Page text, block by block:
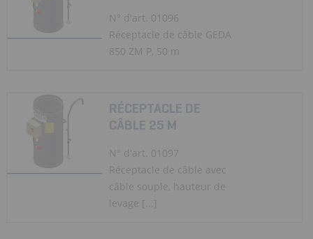
N° d'art. 01096
Réceptacle de câble GEDA
850 ZM P, 50 m
RÉCEPTACLE DE
CÂBLE 25 M
N° d'art. 01097
Réceptacle de câble avec
câble souple, hauteur de
levage [...]